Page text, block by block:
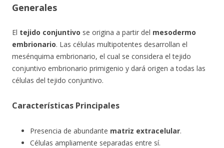
Generales
El tejido conjuntivo se origina a partir del mesodermo
embrionario. Las células multipotentes desarrollan el
mesénquima embrionario, el cual se considera el tejido
conjuntivo embrionario primigenio y dará origen a todas las
células del tejido conjuntivo.
Características Principales
Presencia de abundante matriz extracelular.
Células ampliamente separadas entre sí.